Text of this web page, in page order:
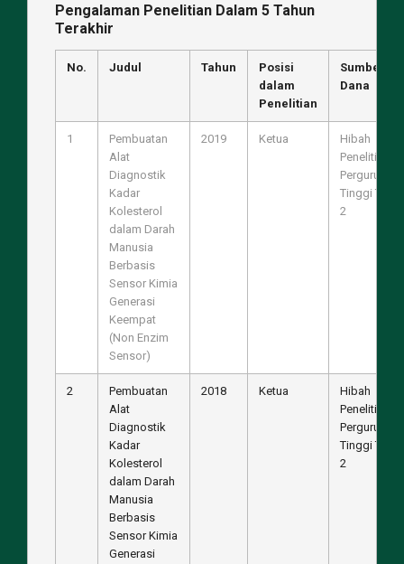
Pengalaman Penelitian Dalam 5 Tahun
Terakhir
No. Judul Tahun
Posisi
dalam
Penelitian
Sumber
Dana
1
Pembuatan
Alat
Diagnostik
Kadar
Kolesterol
dalam Darah
Manusia
Berbasis
Sensor Kimia
Generasi
Keempat
(Non Enzim
Sensor)
2019 Ketua
Hibah
Penelitian
Perguruan
Tinggi
2
2
Pembuatan
Alat
Diagnostik
Kadar
Kolesterol
dalam Darah
Manusia
Berbasis
Sensor Kimia
Generasi
2018 Ketua
Hibah
Penelitian
Perguruan
Tinggi
2